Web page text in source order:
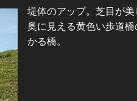
堤体のアップ。芝目が美
奥に見える黄色い歩道
かる橋。